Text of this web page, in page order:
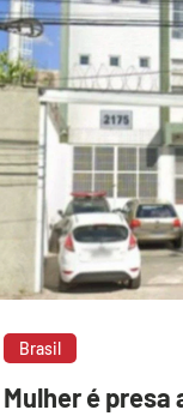
Mulher é presa
Brasil